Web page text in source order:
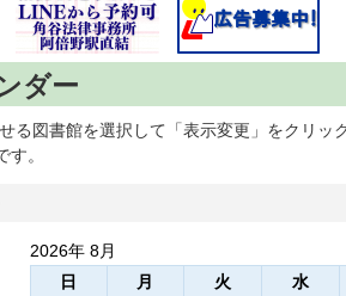
ダー
る図書館を選択して「表示変更」をクリッ
。
2026年 8月
日
月 火 水